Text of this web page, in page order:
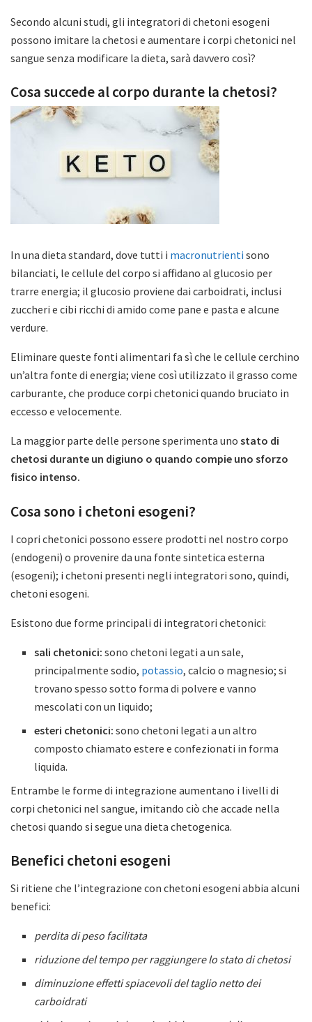
Secondo alcuni studi, gli integratori di chetoni esogeni
possono imitare la chetosi e aumentare i corpi chetonici nel
sangue senza modificare la dieta, sarà davvero così?
Cosa succede al corpo durante la chetosi?
In una dieta standard, dove tutti i macronutrienti sono
bilanciati, le cellule del corpo si affidano al glucosio per
trarre energia; il glucosio proviene dai carboidrati, inclusi
zuccheri e cibi ricchi di amido come pane e pasta e alcune
verdure.
Eliminare queste fonti alimentari fa sì che le cellule cerchino
un’altra fonte di energia; viene così utilizzato il grasso come
carburante, che produce corpi chetonici quando bruciato in
eccesso e velocemente.
La maggior parte delle persone sperimenta uno stato di
chetosi durante un digiuno o quando compie uno sforzo
fisico intenso.
Cosa sono i chetoni esogeni?
I copri chetonici possono essere prodotti nel nostro corpo
(endogeni) o provenire da una fonte sintetica esterna
(esogeni); i chetoni presenti negli integratori sono, quindi,
chetoni esogeni.
Esistono due forme principali di integratori chetonici:
sali chetonici: sono chetoni legati a un sale,
principalmente sodio, potassio, calcio o magnesio; si
trovano spesso sotto forma di polvere e vanno
mescolati con un liquido;
esteri chetonici: sono chetoni legati a un altro
composto chiamato estere e confezionati in forma
liquida.
Entrambe le forme di integrazione aumentano i livelli di
corpi chetonici nel sangue, imitando ciò che accade nella
chetosi quando si segue una dieta chetogenica.
Benefici chetoni esogeni
Si ritiene che l’integrazione con chetoni esogeni abbia alcuni
benefici:
perdita di peso facilitata
riduzione del tempo per raggiungere lo stato di chetosi
diminuzione effetti spiacevoli del taglio netto dei
carboidrati